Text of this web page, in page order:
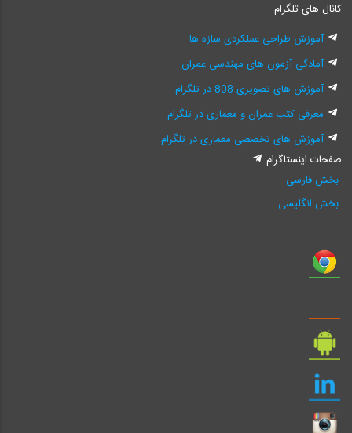
کانال های تلگرام
آموزش طراحی عملکردی سازه ها
آمادگی آزمون های مهندسی عمران
آموزش های تصویری 808 در تلگرام
معرفی کتب عمران و معماری در تلگرام
آموزش های تخصصی معماری در تلگرام
صفحات اینستاگرام
بخش فارسی
بخش انگلیسی